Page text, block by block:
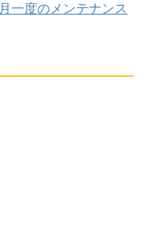
月一度のメンテナンス